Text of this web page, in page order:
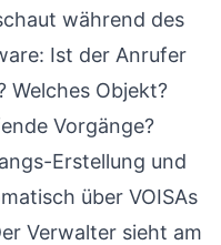
während des
Ist der Anrufer
Welches Objekt?
Vorgänge?
Erstellung und
über VOISAs
Verwalter sieht am